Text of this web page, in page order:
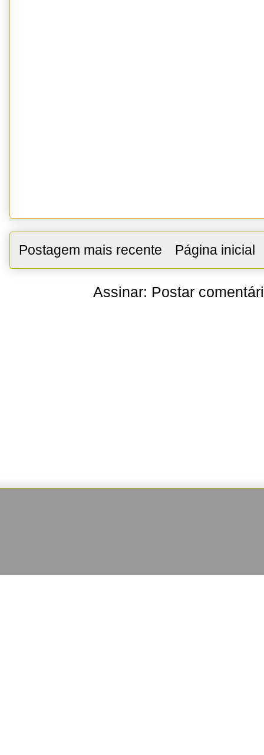
Postagem mais recente Página inicial
Assinar: Postar